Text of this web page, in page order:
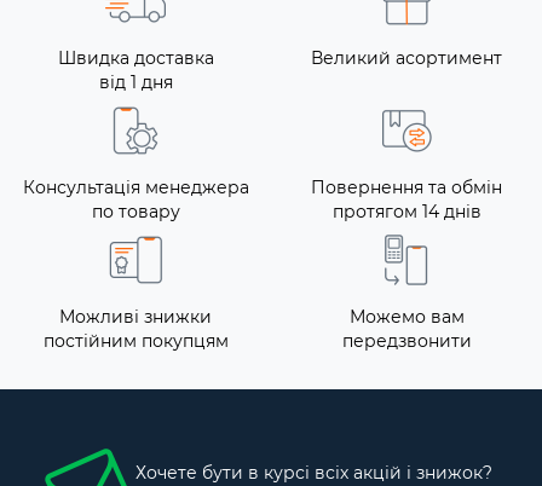
Швидка доставка
від 1 дня
Великий асортимент
Консультація менеджера
по товару
Повернення та обмін
протягом 14 днів
Можливі знижки
постійним покупцям
Можемо вам
передзвонити
Хочете бути в курсі всіх акцій і знижок?